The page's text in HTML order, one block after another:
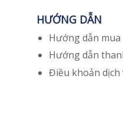
HƯỚNG DẪN
Hướng dẫn
Hướng dẫn
Điều khoản dịch